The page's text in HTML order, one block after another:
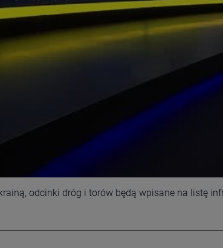
odcinki dróg i torów będą wpisane na listę